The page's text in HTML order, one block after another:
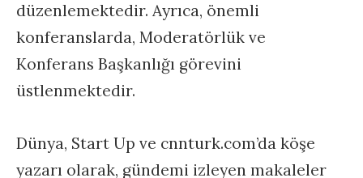
düzenlemektedir. Ayrıca, önemli
konferanslarda, Moderatörlük ve
Konferans Başkanlığı görevini
üstlenmektedir.
Dünya, Start Up ve cnnturk.com’da köşe
yazarı olarak, gündemi izleyen makaleler